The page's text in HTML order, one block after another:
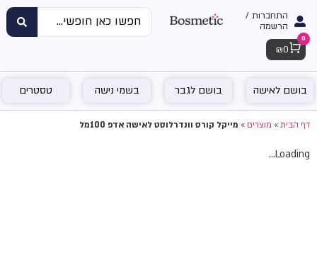
התחברות /
הרשמה
Cart
0
₪ 0
בושם לאישה בושם לגבר בשמי נישה טסטרים
דף הבית»מוצרים»מייקל קורס וונדרלוסט לאישה אדפ 100מל
Loading...